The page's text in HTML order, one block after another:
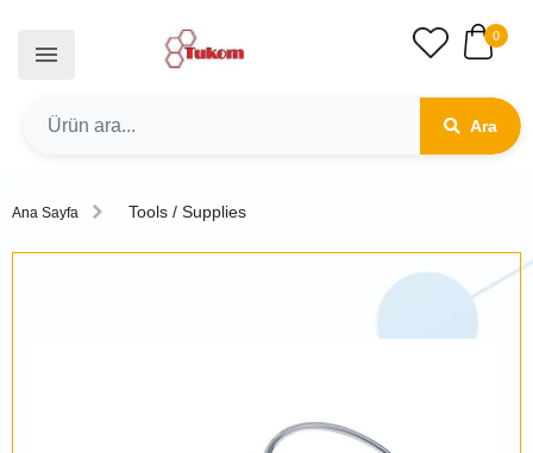
0
Ara
Ana Sayfa Tools / Supplies